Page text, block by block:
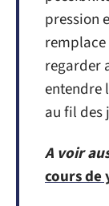
pression
regarder
entendre
au fil des
A voir
cours de